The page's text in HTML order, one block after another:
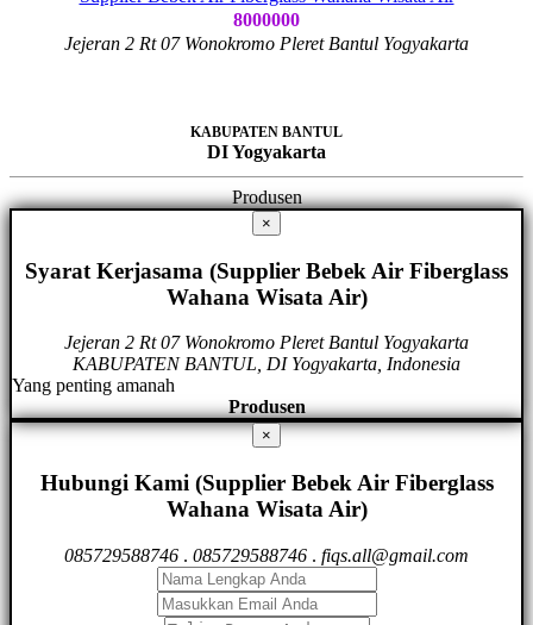
8000000
Jejeran 2 Rt 07 Wonokromo Pleret Bantul Yogyakarta
KABUPATEN BANTUL
DI Yogyakarta
Produsen
×
Syarat Kerjasama (Supplier Bebek Air Fiberglass
Wahana Wisata Air)
Jejeran 2 Rt 07 Wonokromo Pleret Bantul Yogyakarta
KABUPATEN BANTUL, DI Yogyakarta, Indonesia
Yang penting amanah
Produsen
×
Hubungi Kami (Supplier Bebek Air Fiberglass
Wahana Wisata Air)
085729588746 . 085729588746 . fiqs.all@gmail.com